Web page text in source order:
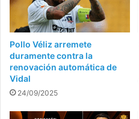
Pollo Véliz arremete
duramente contra la
renovación automática de
Vidal
24/09/2025